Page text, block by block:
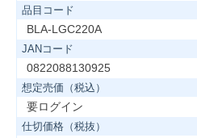
品目コード
BLA-LGC220A
JANコード
0822088130925
想定売価（税込）
要ログイン
仕切価格（税抜）